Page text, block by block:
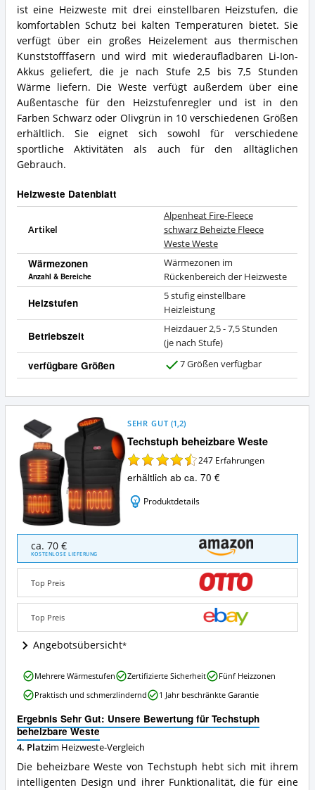
ist eine Heizweste mit drei einstellbaren Heizstufen, die
komfortablen Schutz bei kalten Temperaturen bietet. Sie
verfügt über ein großes Heizelement aus thermischen
Kunststofffasern und wird mit wiederaufladbaren Li-Ion-
Akkus geliefert, die je nach Stufe 2,5 bis 7,5 Stunden
Wärme liefern. Die Weste verfügt außerdem über eine
Außentasche für den Heizstufenregler und ist in den
Farben Schwarz oder Olivgrün in 10 verschiedenen Größen
erhältlich. Sie eignet sich sowohl für verschiedene
sportliche Aktivitäten als auch für den alltäglichen
Gebrauch.
Heizweste Datenblatt
Artikel
Alpenheat Fire-Fleece
schwarz Beheizte Fleece
Weste Weste
Wärmezonen
Anzahl & Bereiche
Wärmezonen im
Rückenbereich der Heizweste
Heizstufen
5 stufig einstellbare
Heizleistung
Betriebszeit
Heizdauer 2,5 - 7,5 Stunden
(je nach Stufe)
verfügbare Größen 7 Größen verfügbar
Techstuph beheizbare Weste
SEHR GUT (1,2)
247 Erfahrungen
erhältlich ab ca. 70 €
Produktdetails
Techstuph
beheizbare
Weste
Angebote:
ist
diese
Heizweste
erhältlich?
ca. 70 €
KOSTENLOSE LIEFERUNG
Top Preis
Top Preis
Angebotsübersicht
Ergebnis Sehr Gut: Unsere Bewertung für Techstuph
beheizbare Weste
4. Platzim Heizweste-Vergleich
Die beheizbare Weste von Techstuph hebt sich mit ihrem
intelligenten Design und ihrer Funktionalität, die für eine
Techstuph
beheizbare
Weste
Was
spricht
für
diese
Heizweste?
Mehrere Wärmestufen Zertifizierte Sicherheit
Fünf Heizzonen
Praktisch und schmerzlindernd
1 Jahr beschränkte Garantie